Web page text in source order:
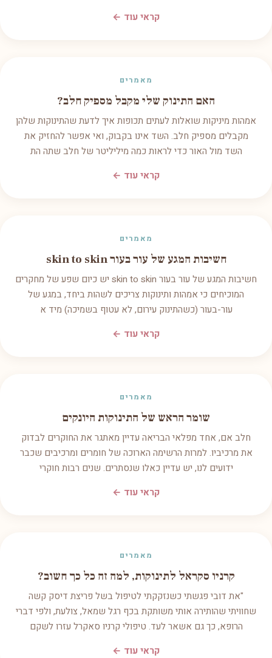
קראי עוד ←
מאמרים
האם התינוק שלי מקבל מספיק חלב?
אמהות מיניקות שואלות לעתים תכופות איך לדעת שהתינוקות שלהן
מקבלים מספיק חלב. השד אינו בקבוק, ואי אפשר להחזיק את
השד מול האור כדי לראות כמה מיליליטר של חלב שתה הת
קראי עוד ←
מאמרים
חשיבות המגע של עור בעור skin to skin
חשיבות המגע של עור בעור skin to skin יש כיום שפע של מחקרים
המוכיחים כי אמהות ותינוקות צריכים לשהות ביחד, במגע של
עור-בעור (כשהתינוק עירום, לא עטוף בשמיכה) מיד א
קראי עוד ←
מאמרים
שומר הראש של התינוקות היונקים
חלב אם, אחד מפלאי הבריאה עדיין מאתגר את החוקרים לבדוק
את מרכיביו. למרות הרשימה הארוכה של חומרים ומרכיבים שכבר
ידועים לנו, יש עדיין כאלו שנסתרים. שנים רבות חוקרי
קראי עוד ←
מאמרים
קרניו סקראל לתינוקות, למה זה כל כך חשוב?
"את דובי פגשתי כשנזקקתי לטיפול בשל פריצת דיסק קשה
שחוויתי שהותירה אותי משותקת בכף רגל שמאל, צולעת, ולפי דברי
הרופא, כך גם אשאר לעד. טיפולי קרניו סאקרל עזרו לשקם
קראי עוד ←